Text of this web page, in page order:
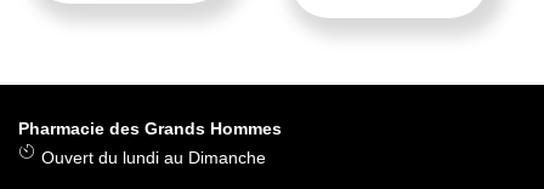
Pharmacie des Grands Hommes
Ouvert du lundi au Dimanche